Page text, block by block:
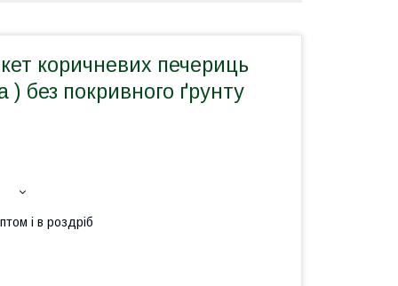
коричневих печериць
) без покривного ґрунту
і в роздріб